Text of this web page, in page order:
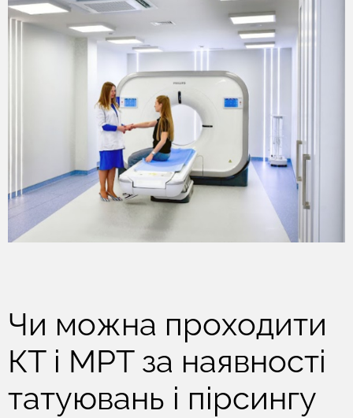
Чи можна проходити
КТ і МРТ за наявності
татуювань і пірсингу